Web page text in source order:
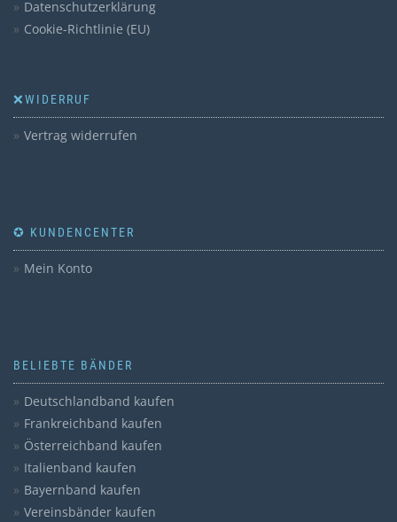
Datenschutzerklärung
Cookie-Richtlinie (EU)
❌WIDERRUF
Vertrag widerrufen
✪ KUNDENCENTER
Mein Konto
BELIEBTE BÄNDER
Deutschlandband kaufen
Frankreichband kaufen
Österreichband kaufen
Italienband kaufen
Bayernband kaufen
Vereinsbänder kaufen